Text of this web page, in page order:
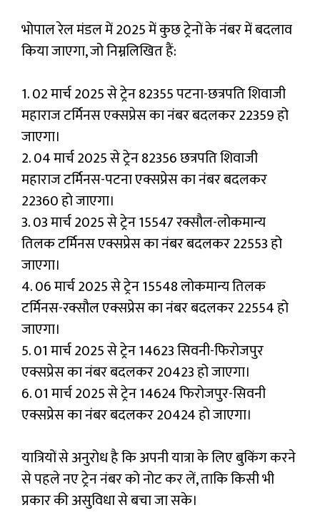
भोपाल रेल मंडल में 2025 में कुछ ट्रेनों के नंबर में बदलाव
किया जाएगा, जो निम्नलिखित हैं:
1. 02 मार्च 2025 से ट्रेन 82355 पटना-छत्रपति शिवाजी
महाराज टर्मिनस एक्सप्रेस का नंबर बदलकर 22359 हो
जाएगा।
2. 04 मार्च 2025 से ट्रेन 82356 छत्रपति शिवाजी
महाराज टर्मिनस-पटना एक्सप्रेस का नंबर बदलकर
22360 हो जाएगा।
3. 03 मार्च 2025 से ट्रेन 15547 रक्सौल-लोकमान्य
तिलक टर्मिनस एक्सप्रेस का नंबर बदलकर 22553 हो
जाएगा।
4. 06 मार्च 2025 से ट्रेन 15548 लोकमान्य तिलक
टर्मिनस-रक्सौल एक्सप्रेस का नंबर बदलकर 22554 हो
जाएगा।
5. 01 मार्च 2025 से ट्रेन 14623 सिवनी-फिरोजपुर
एक्सप्रेस का नंबर बदलकर 20423 हो जाएगा।
6. 01 मार्च 2025 से ट्रेन 14624 फिरोजपुर-सिवनी
एक्सप्रेस का नंबर बदलकर 20424 हो जाएगा।
यात्रियों से अनुरोध है कि अपनी यात्रा के लिए बुकिंग करने
से पहले नए ट्रेन नंबर को नोट कर लें, ताकि किसी भी
प्रकार की असुविधा से बचा जा सके।